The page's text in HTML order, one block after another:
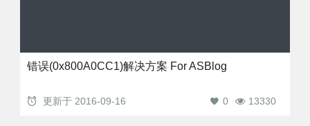
错误(0x800A0CC1)解决方案 For ASBlog
更新于 2016-09-16 13330
0